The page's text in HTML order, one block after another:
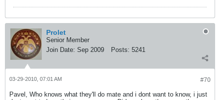
Prolet
Senior Member
Join Date: Sep 2009 Posts: 5241
#70
03-29-2010, 07:01 AM
Pavel, Who knows what they'll do mate and i dont want to know, i just